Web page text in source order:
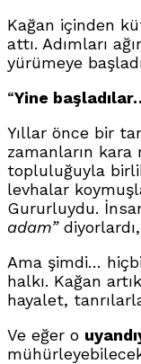
Kağan içinden
attı. Adımları
yürümeye
“Yine
Yıllar önce bir
zamanların
topluluğuyla
levhalar
Gururluydu.
adam”diyorlardı,
Ama şimdi…
halkı. Kağan
hayalet,
Ve eğer o